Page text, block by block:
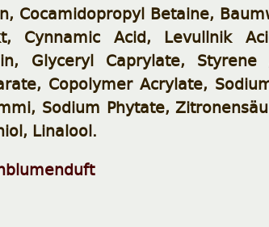
Cocamidopropyl Betaine,
Cynnamic Acid, Levullnik
Glyceryl Caprylate,
Copolymer Acrylate,
Sodium Phytate,
Linalool.